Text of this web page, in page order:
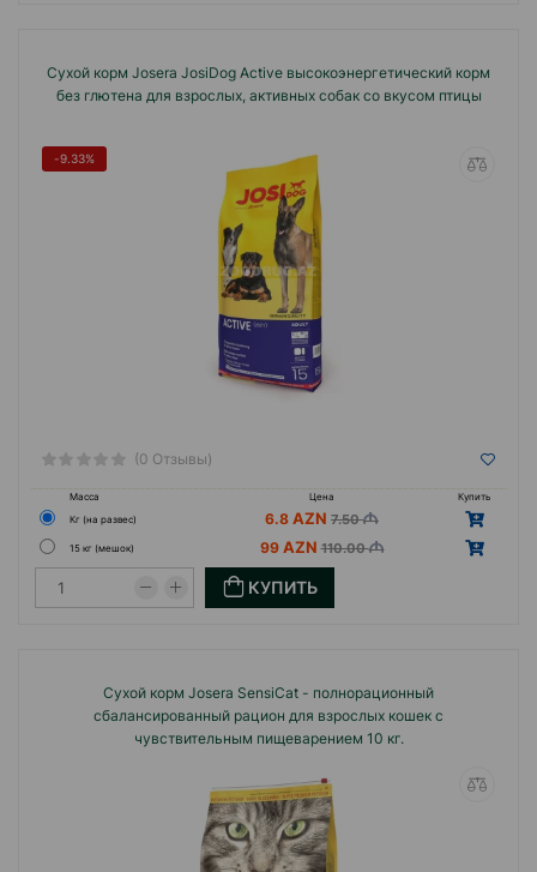
Сухой корм Josera JosiDog Active высокоэнергетический корм
без глютена для взрослых, активных собак со вкусом птицы
-9.33%
(0 Отзывы)
Масса Цена
Купить
Кг (на развес)
6.8 7.50
15 кг (мешок) 99 110.00
КУПИТЬ
Сухой корм Josera SensiCat - полнорационный
сбалансированный рацион для взрослых кошек с
чувствительным пищеварением 10 кг.